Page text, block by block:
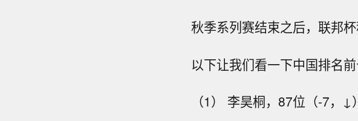
秋季系列赛结束之后，联邦
以下让我们看一下中国排名
（1） 李昊桐，87位（-7，↓）